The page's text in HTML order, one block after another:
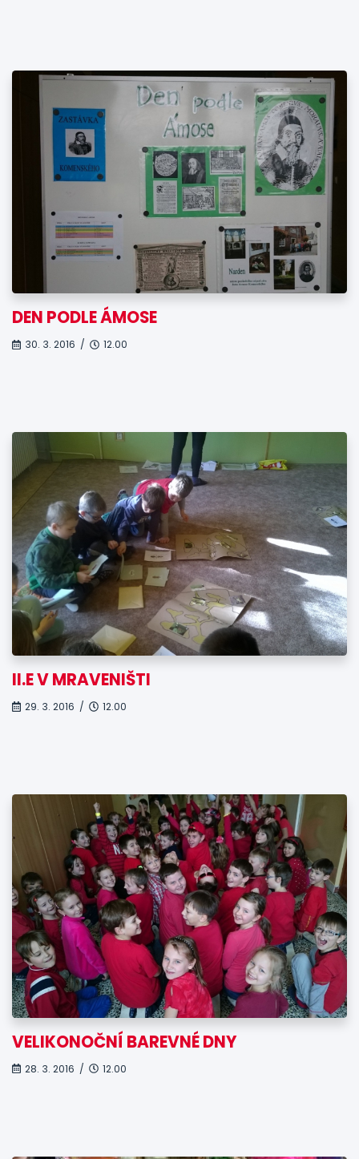
DEN PODLE ÁMOSE
30. 3. 2016 / 12.00
II.E V MRAVENIŠTI
29. 3. 2016 / 12.00
VELIKONOČNÍ BAREVNÉ DNY
28. 3. 2016 / 12.00